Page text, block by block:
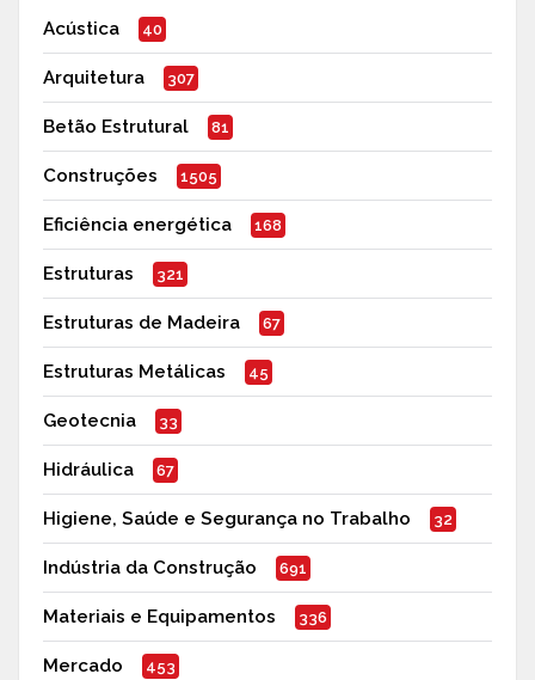
Acústica 40
Arquitetura 307
Betão Estrutural 81
Construções 1505
Eficiência energética 168
Estruturas 321
Estruturas de Madeira 67
Estruturas Metálicas 45
Geotecnia 33
Hidráulica 67
Higiene, Saúde e Segurança no Trabalho 32
Indústria da Construção 691
Materiais e Equipamentos 336
Mercado 453